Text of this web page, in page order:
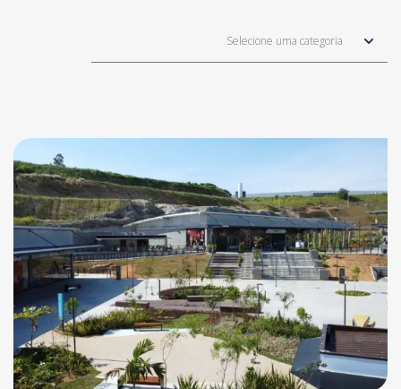
Selecione uma categoria